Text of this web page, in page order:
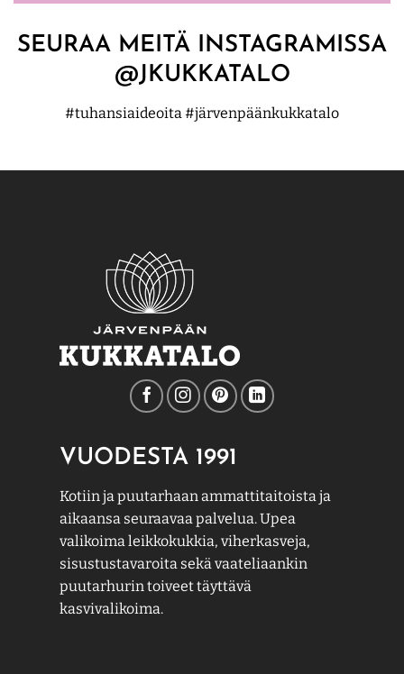
SEURAA MEITÄ INSTAGRAMISSA
@JKUKKATALO
#tuhansiaideoita #järvenpäänkukkatalo
VUODESTA 1991
Kotiin ja puutarhaan ammattitaitoista ja
aikaansa seuraavaa palvelua. Upea
valikoima leikkokukkia, viherkasveja,
sisustustavaroita sekä vaateliaankin
puutarhurin toiveet täyttävä
kasvivalikoima.